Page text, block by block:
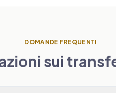
DOMANDE FREQUENTI
sui